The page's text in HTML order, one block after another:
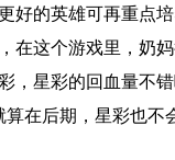
好的英雄可再重点
在这个游戏里，奶
，星彩的回血量不
算在后期，星彩也